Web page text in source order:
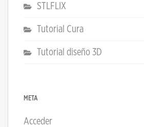
STLFLIX
Tutorial Cura
Tutorial diseño 3D
META
Acceder